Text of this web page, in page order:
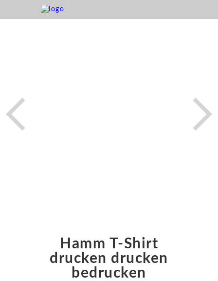
Hamm T-Shirt
drucken drucken
bedrucken